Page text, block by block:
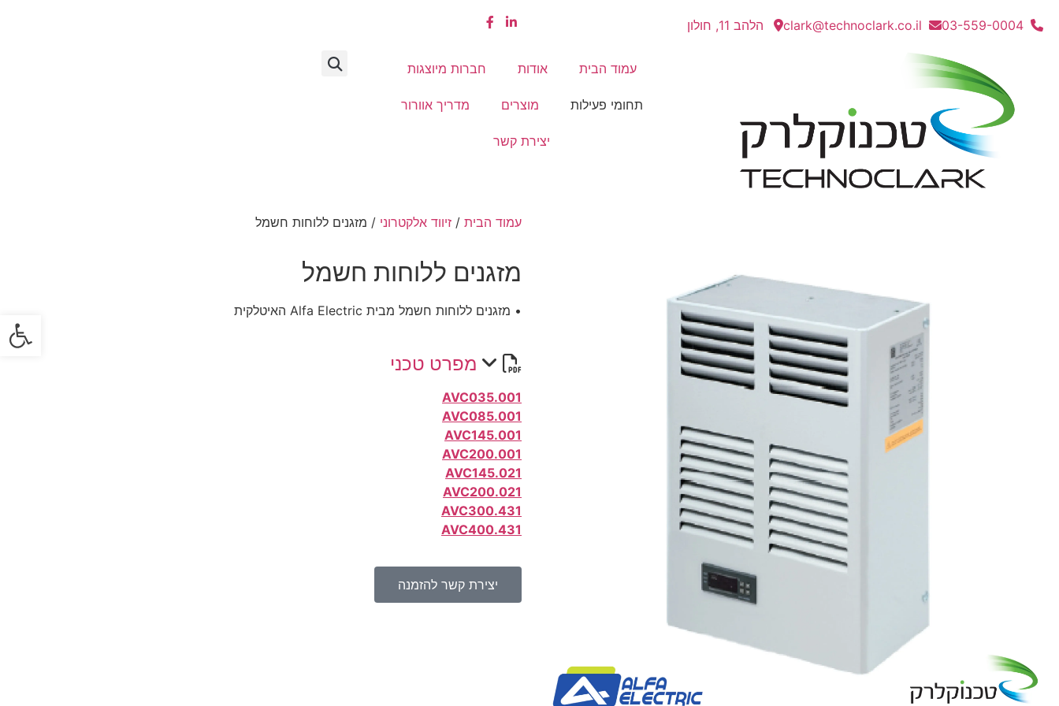
03-559-0004
clark@technoclark.co.il הלהב 11, חולון
עמוד הבית אודות חברות מיוצגות
תחומי פעילות מוצרים מדריך אוורור
יצירת קשר
עמוד הבית / זיווד אלקטרוני / מזגנים ללוחות חשמל
מזגנים ללוחות חשמל
• מזגנים ללוחות חשמל מבית Alfa Electric האיטלקית
מפרט טכני
AVC035.001
AVC085.001
AVC145.001
AVC200.001
AVC145.021
AVC200.021
AVC300.431
AVC400.431
יצירת קשר להזמנה